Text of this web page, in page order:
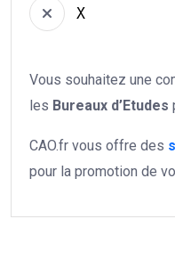
X
Vous souhaitez une
les Bureaux d’Etudes
CAO.fr vous offre des
pour la promotion de